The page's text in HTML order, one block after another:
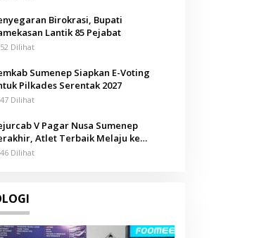
Birokrasi, Bupati
Lantik 85 Pejabat
Dilihat
Sumenep Siapkan E-Voting
Pilkades Serentak 2027
Dilihat
V Pagar Nusa Sumenep
Atlet Terbaik Melaju ke
Jatim
Dilihat